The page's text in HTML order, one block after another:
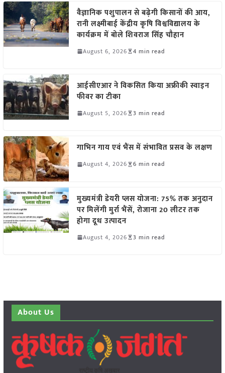
वैज्ञानिक पशुपालन से बढ़ेगी किसानों की आय,
रानी लक्ष्मीबाई केंद्रीय कृषि विश्वविद्यालय के
कार्यक्रम में बोले शिवराज सिंह चौहान
August 6, 2026 4 min read
आईसीएआर ने विकसित किया अफ्रीकी स्वाइन
फीवर का टीका
August 5, 2026 3 min read
गाभिन गाय एवं भैंस में संभावित प्रसव के लक्षण
August 4, 2026 6 min read
मुख्यमंत्री डेयरी प्लस योजना: 75% तक अनुदान
पर मिलेंगी मुर्रा भैंसें, रोजाना 20 लीटर तक
होगा दूध उत्पादन
August 4, 2026 3 min read
About Us